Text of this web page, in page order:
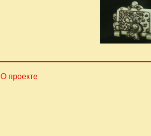
О проекте